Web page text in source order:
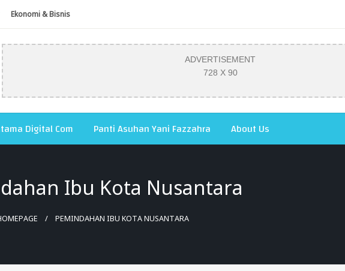
Ekonomi & Bisnis
ADVERTISEMENT
728 X 90
Digital Com Panti Asuhan Yani Fazzahra About Us
Ibu Kota Nusantara
PEMINDAHAN IBU KOTA NUSANTARA